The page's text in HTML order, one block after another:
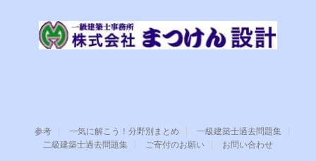
参考 一気に解こう！分野別まとめ
一級建築士過去問題集
二級建築士過去問題集
ご寄付のお願い お問い合わせ